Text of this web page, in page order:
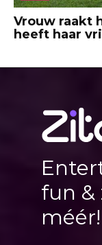
Vrouw raakt
heeft haar
fun &
méér!